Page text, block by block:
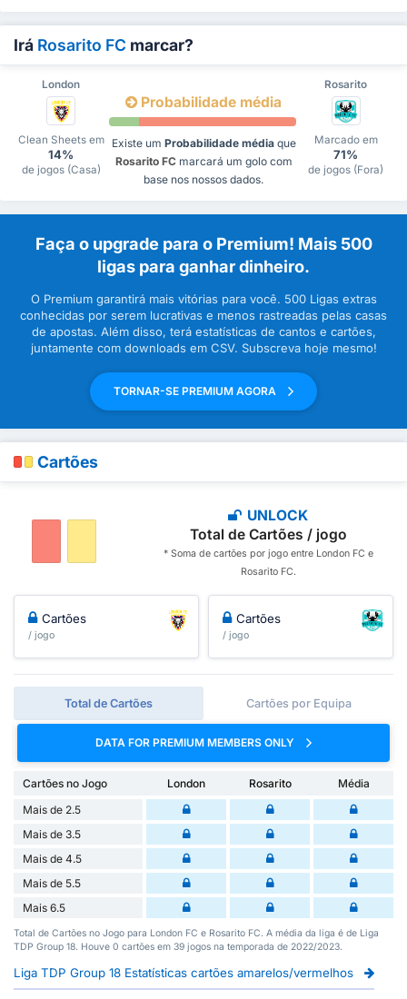
Irá Rosarito FC marcar?
London Rosarito
Clean Sheets em
14%
de jogos (Casa)
Probabilidade média
Existe um Probabilidade médiaque
Rosarito FCmarcará um golo com
base nos nossos dados.
Marcado em
71%
de jogos (Fora)
Faça o upgrade para o Premium! Mais 500
ligas para ganhar dinheiro.
O Premium garantirá mais vitórias para você. 500 Ligas extras
conhecidas por serem lucrativas e menos rastreadas pelas casas
de apostas. Além disso, terá estatísticas de cantos e cartões,
juntamente com downloads em CSV. Subscreva hoje mesmo!
TORNAR-SE PREMIUM AGORA
Cartões
UNLOCK
Total de Cartões / jogo
* Soma de cartões por jogo entre London FC e
Rosarito FC.
Cartões
/ jogo
Cartões
/ jogo
Total de Cartões Cartões por Equipa
DATA FOR PREMIUM MEMBERS ONLY
Cartões no Jogo London Rosarito
Média
Mais de 2.5
Mais de 3.5
Mais de 4.5
Mais de 5.5
Mais 6.5
Total de Cartões no Jogo para London FC e Rosarito FC. A média da liga é de Liga
TDP Group 18. Houve 0 cartões em 39 jogos na temporada de 2022/2023.
Liga TDP Group 18 Estatísticas cartões amarelos/vermelhos